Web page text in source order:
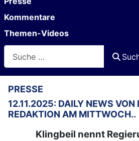
Kommentare
Themen-Videos
PRESSE
12.11.2025: DAILY NEWS VON
REDAKTION AM MITTWOCH..
Klingbeil nennt